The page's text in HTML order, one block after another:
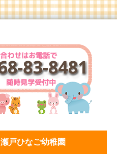
瀬戸ひなご幼稚園